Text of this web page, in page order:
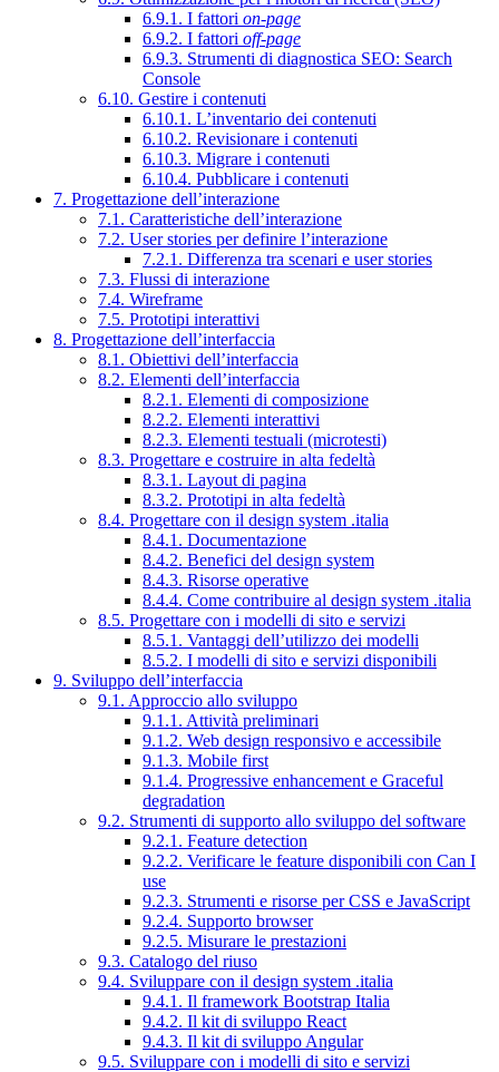
6.9.1. I fattori on-page
6.9.2. I fattori off-page
6.9.3. Strumenti di diagnostica SEO: Search
Console
6.10. Gestire i contenuti
6.10.1. L’inventario dei contenuti
6.10.2. Revisionare i contenuti
6.10.3. Migrare i contenuti
6.10.4. Pubblicare i contenuti
7. Progettazione dell’interazione
7.1. Caratteristiche dell’interazione
7.2. User stories per definire l’interazione
7.2.1. Differenza tra scenari e user stories
7.3. Flussi di interazione
7.4. Wireframe
7.5. Prototipi interattivi
8. Progettazione dell’interfaccia
8.1. Obiettivi dell’interfaccia
8.2. Elementi dell’interfaccia
8.2.1. Elementi di composizione
8.2.2. Elementi interattivi
8.2.3. Elementi testuali (microtesti)
8.3. Progettare e costruire in alta fedeltà
8.3.1. Layout di pagina
8.3.2. Prototipi in alta fedeltà
8.4. Progettare con il design system .italia
8.4.1. Documentazione
8.4.2. Benefici del design system
8.4.3. Risorse operative
8.4.4. Come contribuire al design system .italia
8.5. Progettare con i modelli di sito e servizi
8.5.1. Vantaggi dell’utilizzo dei modelli
8.5.2. I modelli di sito e servizi disponibili
9. Sviluppo dell’interfaccia
9.1. Approccio allo sviluppo
9.1.1. Attività preliminari
9.1.2. Web design responsivo e accessibile
9.1.3. Mobile first
9.1.4. Progressive enhancement e Graceful
degradation
9.2. Strumenti di supporto allo sviluppo del software
9.2.1. Feature detection
9.2.2. Verificare le feature disponibili con Can I
use
9.2.3. Strumenti e risorse per CSS e JavaScript
9.2.4. Supporto browser
9.2.5. Misurare le prestazioni
9.3. Catalogo del riuso
9.4. Sviluppare con il design system .italia
9.4.1. Il framework Bootstrap Italia
9.4.2. Il kit di sviluppo React
9.4.3. Il kit di sviluppo Angular
9.5. Sviluppare con i modelli di sito e servizi